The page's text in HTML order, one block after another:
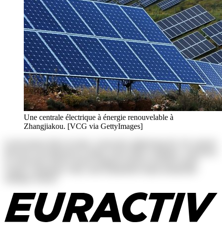
Une centrale électrique à énergie renouvelable à
Zhangjiakou. [VCG via GettyImages]